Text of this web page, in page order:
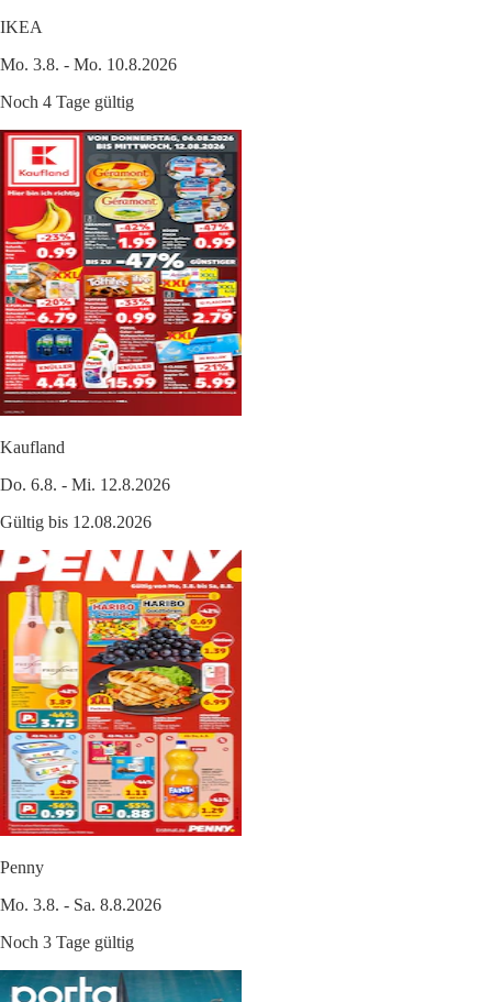
IKEA
Mo. 3.8. - Mo. 10.8.2026
Noch 4 Tage gültig
Kaufland
Do. 6.8. - Mi. 12.8.2026
Gültig bis 12.08.2026
Penny
Mo. 3.8. - Sa. 8.8.2026
Noch 3 Tage gültig